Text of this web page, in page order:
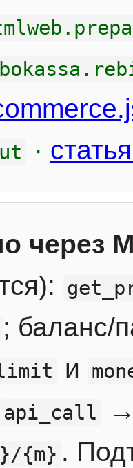
·
через
; баланс/
и
api_call
{m} .